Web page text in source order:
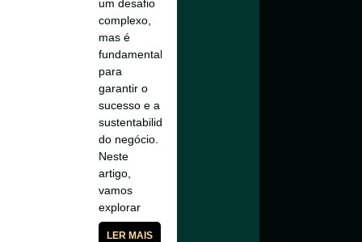
um desafio
complexo,
mas é
fundamental
para
garantir o
sucesso e a
sustentabilidade
do negócio.
Neste
artigo,
vamos
explorar
LER MAIS